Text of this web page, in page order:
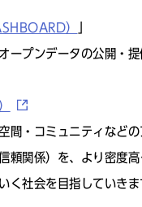
）
ープンデータの公開
間・コミュニティなど
頼関係）を、より密度
く社会を⽬指していきま